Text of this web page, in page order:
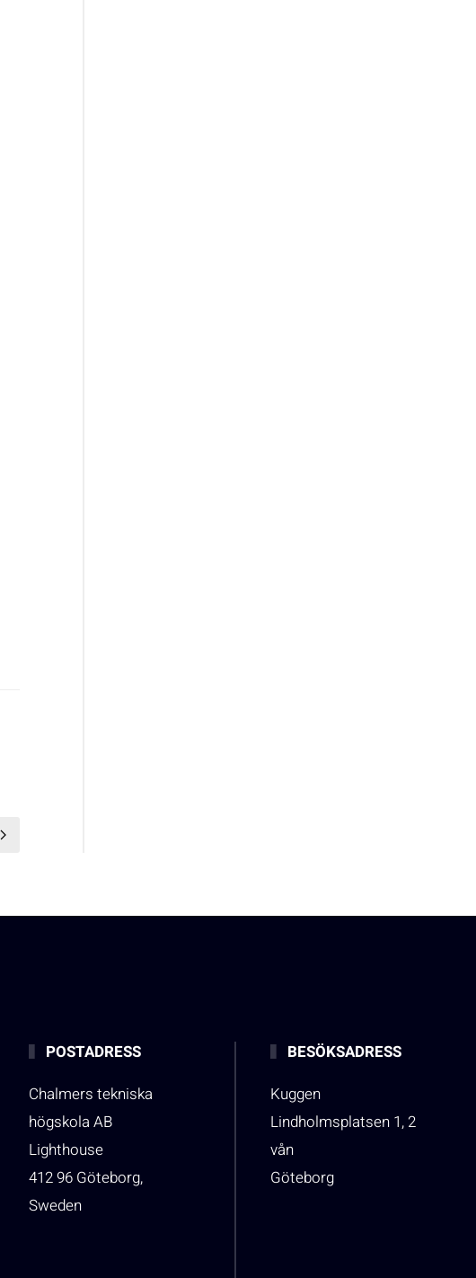
POSTADRESS
Chalmers tekniska
högskola AB
Lighthouse
412 96 Göteborg,
Sweden
BESÖKSADRESS
Kuggen
Lindholmsplatsen 1, 2
vån
Göteborg